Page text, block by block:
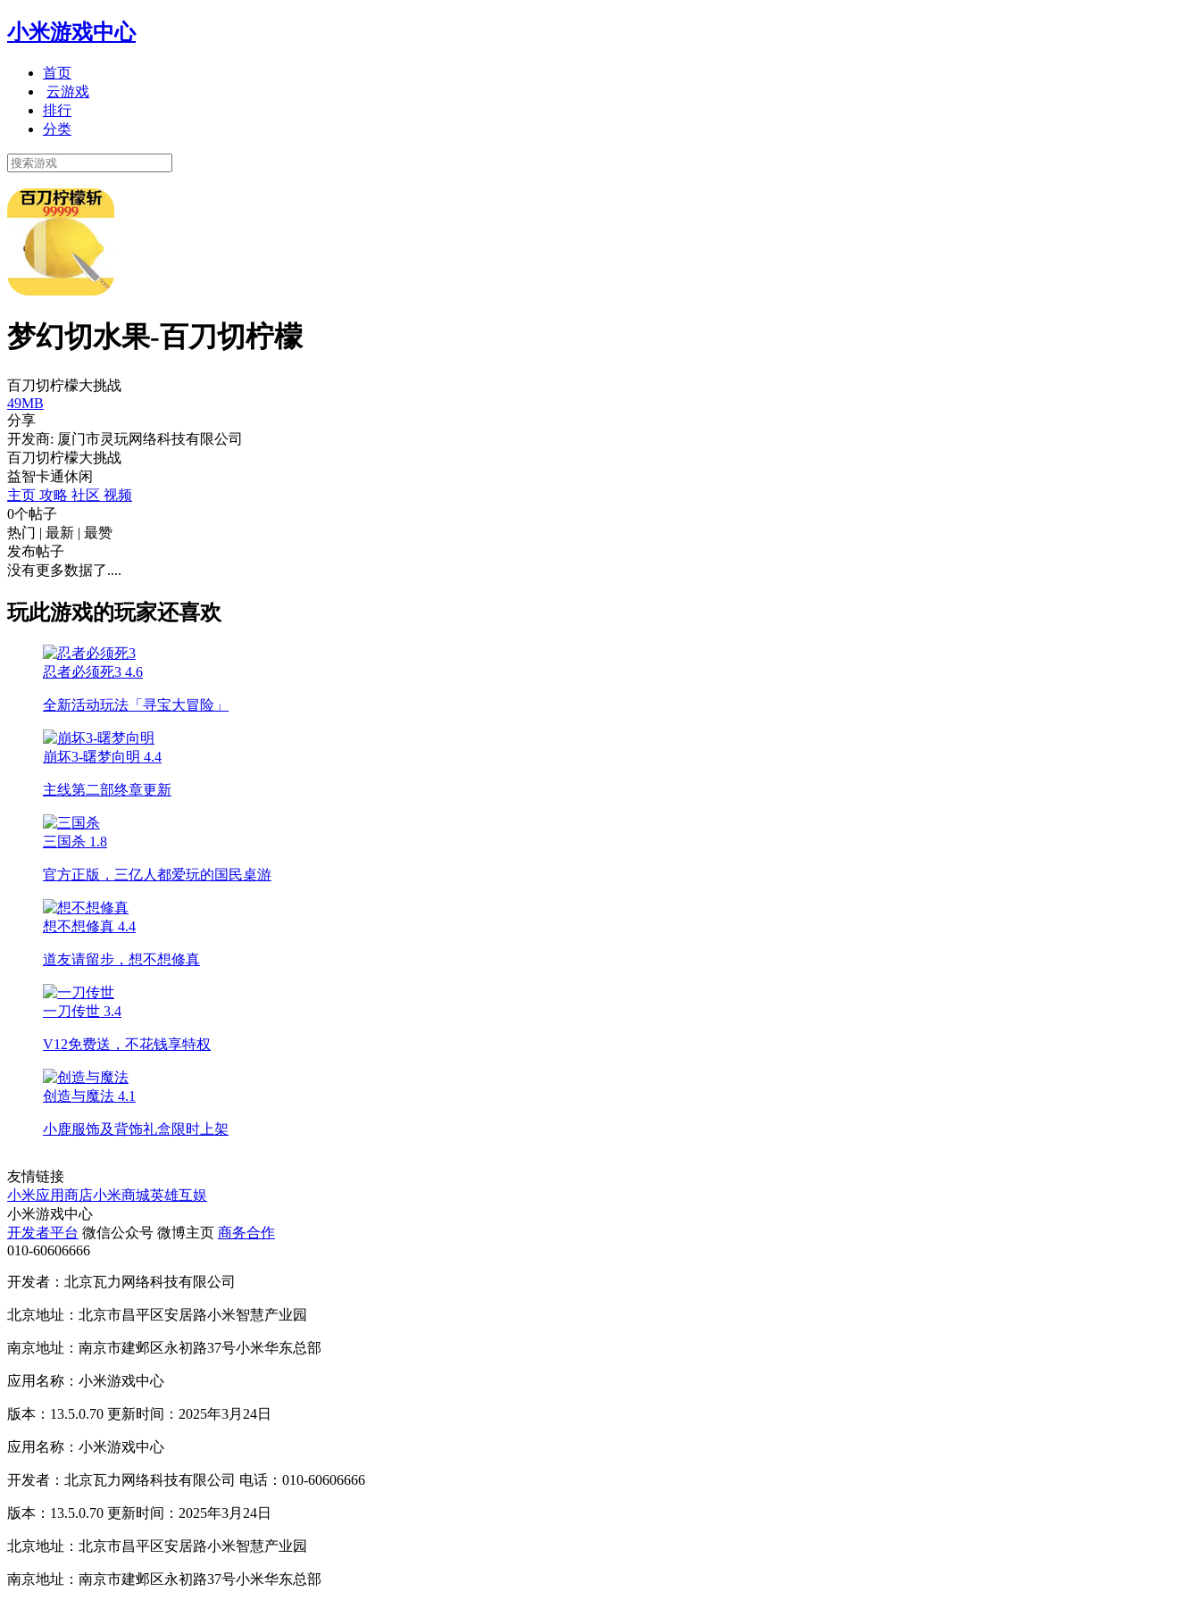
小米游戏中心
首页
云游戏
排行
分类
梦幻切水果-百刀切柠檬
百刀切柠檬大挑战
49MB
分享
开发商: 厦门市灵玩网络科技有限公司
百刀切柠檬大挑战
益智卡通休闲
主页 攻略 社区 视频
0个帖子
热门 | 最新 | 最赞
发布帖子
没有更多数据了....
玩此游戏的玩家还喜欢
忍者必须死3 4.6
全新活动玩法「寻宝大冒险」
崩坏3-曙梦向明 4.4
主线第二部终章更新
三国杀 1.8
官方正版，三亿人都爱玩的国民桌游
想不想修真 4.4
道友请留步，想不想修真
一刀传世 3.4
V12免费送，不花钱享特权
创造与魔法 4.1
小鹿服饰及背饰礼盒限时上架
友情链接
小米应用商店小米商城英雄互娱
小米游戏中心
开发者平台 微信公众号 微博主页 商务合作
010-60606666
开发者：北京瓦力网络科技有限公司
北京地址：北京市昌平区安居路小米智慧产业园
南京地址：南京市建邺区永初路37号小米华东总部
应用名称：小米游戏中心
版本：13.5.0.70 更新时间：2025年3月24日
应用名称：小米游戏中心
开发者：北京瓦力网络科技有限公司 电话：010-60606666
版本：13.5.0.70 更新时间：2025年3月24日
北京地址：北京市昌平区安居路小米智慧产业园
南京地址：南京市建邺区永初路37号小米华东总部